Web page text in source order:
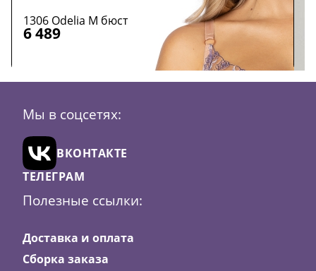
Скидка23
1306 Odelia M бюст
6 489
Цвет: телесный
Мы в соцсетях:
ВКОНТАКТЕ
ТЕЛЕГРАМ
Полезные ссылки:
Доставка и оплата
Сборка заказа